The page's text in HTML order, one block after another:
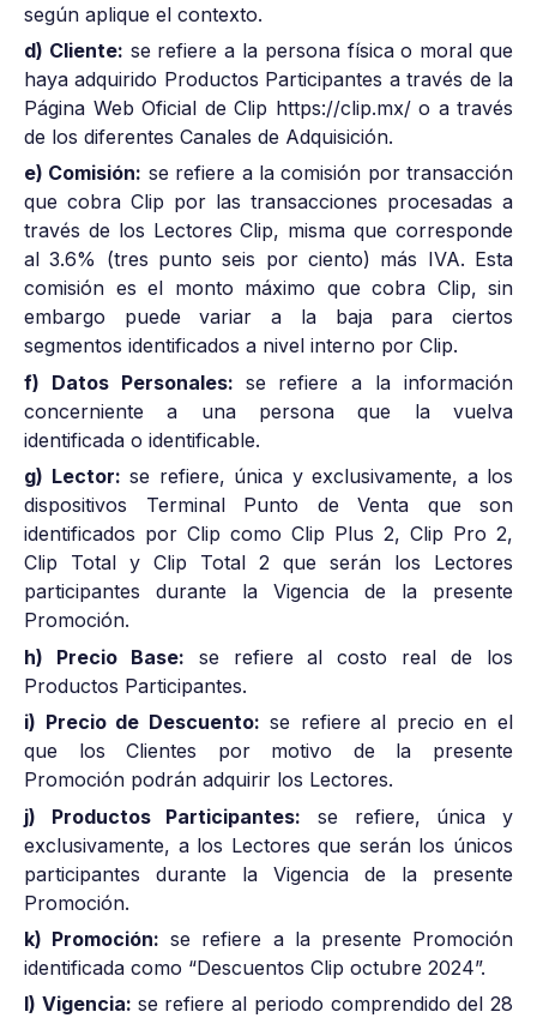
según aplique el contexto.
d) Cliente: se refiere a la persona física o moral que
haya adquirido Productos Participantes a través de la
Página Web Oficial de Clip https://clip.mx/ o a través
de los diferentes Canales de Adquisición.
e) Comisión: se refiere a la comisión por transacción
que cobra Clip por las transacciones procesadas a
través de los Lectores Clip, misma que corresponde
al 3.6% (tres punto seis por ciento) más IVA. Esta
comisión es el monto máximo que cobra Clip, sin
embargo puede variar a la baja para ciertos
segmentos identificados a nivel interno por Clip.
f) Datos Personales: se refiere a la información
concerniente a una persona que la vuelva
identificada o identificable.
g) Lector: se refiere, única y exclusivamente, a los
dispositivos Terminal Punto de Venta que son
identificados por Clip como Clip Plus 2, Clip Pro 2,
Clip Total y Clip Total 2 que serán los Lectores
participantes durante la Vigencia de la presente
Promoción.
h) Precio Base: se refiere al costo real de los
Productos Participantes.
i) Precio de Descuento: se refiere al precio en el
que los Clientes por motivo de la presente
Promoción podrán adquirir los Lectores.
j) Productos Participantes: se refiere, única y
exclusivamente, a los Lectores que serán los únicos
participantes durante la Vigencia de la presente
Promoción.
k) Promoción: se refiere a la presente Promoción
identificada como “Descuentos Clip octubre 2024”.
l) Vigencia: se refiere al periodo comprendido del 28